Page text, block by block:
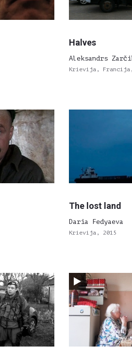
Halves
Aleksandrs
Krievija, Francija,
The lost land
Daria Fedyaeva
Krievija, 2015